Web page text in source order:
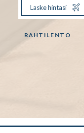
RAHTILENTO
Laske hintasi